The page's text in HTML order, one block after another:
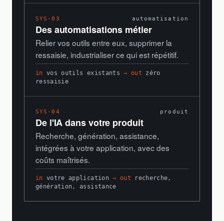
SYS-03 automatisation
Des automatisations métier
Relier vos outils entre eux, supprimer la
ressaisie, industrialiser ce qui est répétitif.
in vos outils existants→ out zéro
ressaisie
SYS-04 produit
De l'IA dans votre produit
Recherche, génération, assistance,
intégrées à votre application, avec des
coûts maîtrisés.
in votre application→ out recherche,
génération, assistance